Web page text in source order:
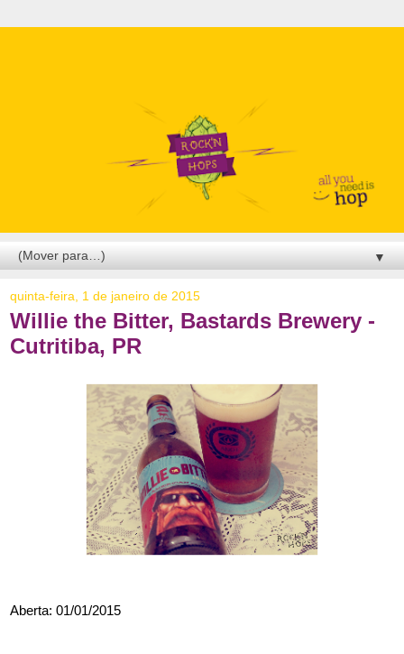
▼
quinta-feira, 1 de janeiro de 2015
Willie the Bitter, Bastards Brewery -
Cutritiba, PR
Aberta: 01/01/2015